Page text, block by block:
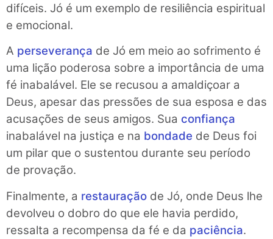
difíceis. Jó é um exemplo de resiliência espiritual
e emocional.
A perseverança de Jó em meio ao sofrimento é
uma lição poderosa sobre a importância de uma
fé inabalável. Ele se recusou a amaldiçoar a
Deus, apesar das pressões de sua esposa e das
acusações de seus amigos. Sua confiança
inabalável na justiça e na bondade de Deus foi
um pilar que o sustentou durante seu período
de provação.
Finalmente, a restauração de Jó, onde Deus lhe
devolveu o dobro do que ele havia perdido,
ressalta a recompensa da fé e da paciência.